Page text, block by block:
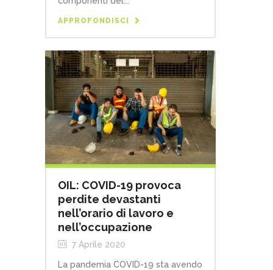
APPROFONDISCI
OIL: COVID-19 provoca
perdite devastanti
nell’orario di lavoro e
nell’occupazione
7 Aprile 2020
La pandemia COVID-19 sta avendo